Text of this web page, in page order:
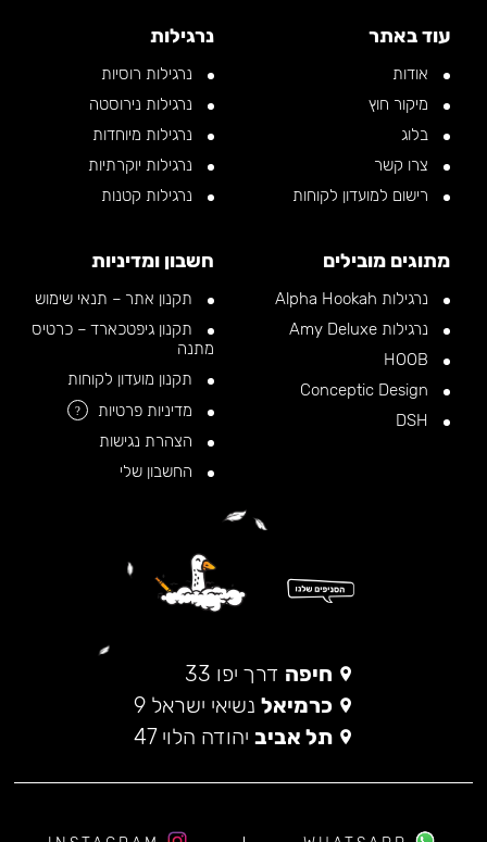
עוד באתר
אודות
מיקור חוץ
בלוג
צרו קשר
רישום למועדון לקוחות
נרגילות
נרגילות רוסיות
נרגילות נירוסטה
נרגילות מיוחדות
נרגילות יוקרתיות
נרגילות קטנות
מתוגים מובילים
נרגילות Alpha Hookah
נרגילות Amy Deluxe
חשבון ומדיניות
תקנון אתר – תנאי שימוש
תקנון גיפטכארד – כרטיס
מתנה
תקנון מועדון לקוחות
מדיניות פרטיות
?
הצהרת נגישות
החשבון שלי
חיפה דרך יפו 33
כרמיאל נשיאי ישראל 9
תל אביב יהודה הלוי 47